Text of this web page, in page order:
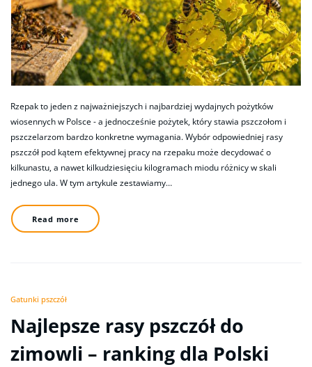
Rzepak to jeden z najważniejszych i najbardziej wydajnych pożytków
wiosennych w Polsce - a jednocześnie pożytek, który stawia pszczołom i
pszczelarzom bardzo konkretne wymagania. Wybór odpowiedniej rasy
pszczół pod kątem efektywnej pracy na rzepaku może decydować o
kilkunastu, a nawet kilkudziesięciu kilogramach miodu różnicy w skali
jednego ula. W tym artykule zestawiamy…
Read more
Gatunki pszczół
Najlepsze rasy pszczół do
zimowli – ranking dla Polski